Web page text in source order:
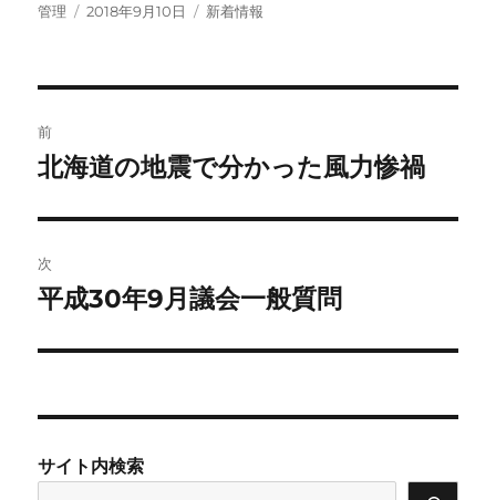
投
管理
投
2018年9月10日
カ
新着情報
稿
ビ
ゲ
ー
ン
前
前
投
稿:
北海道の地震で分かった風力惨禍
次
次
投
平成30年9月議会一般質問
サイト内検索